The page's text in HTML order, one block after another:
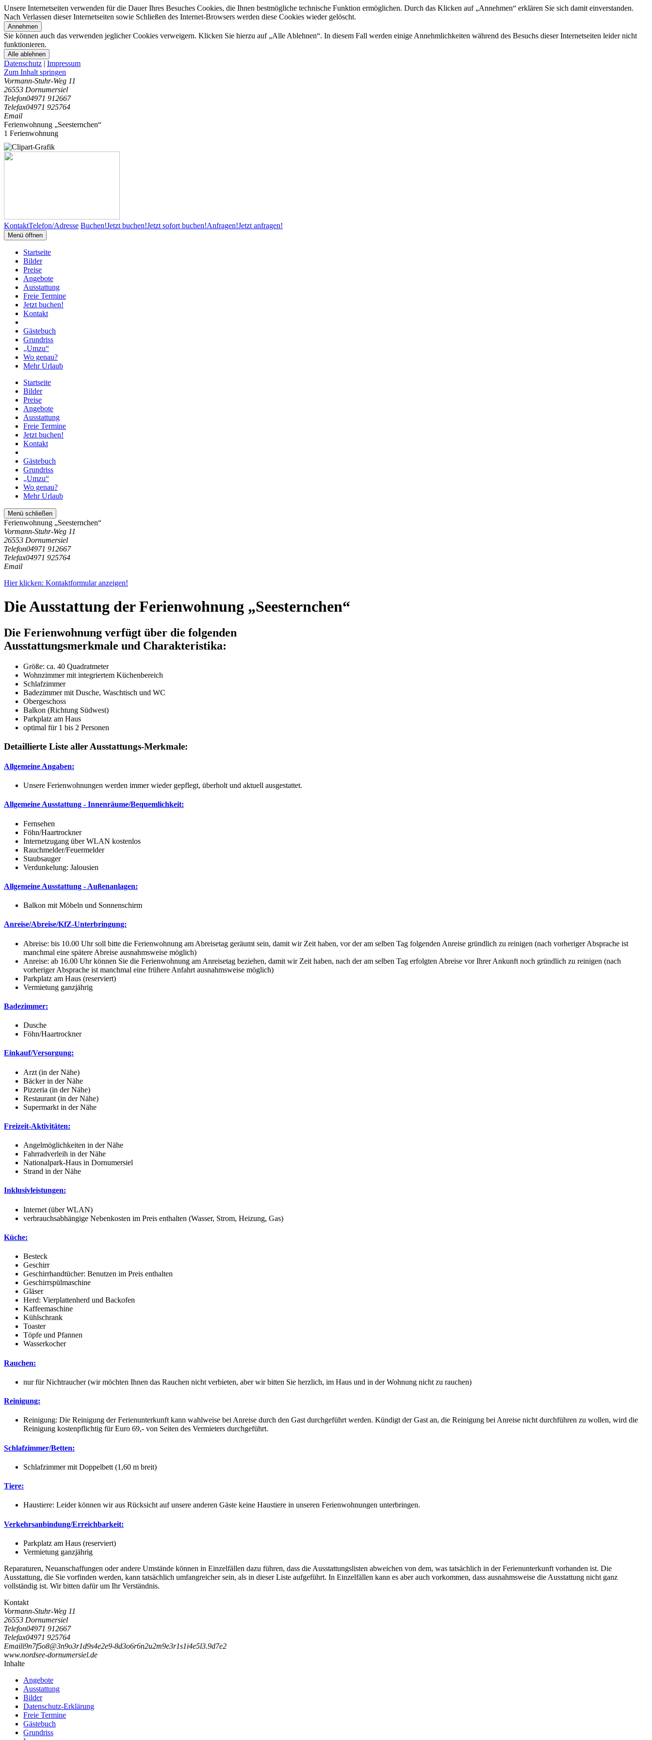
Unsere Internetseiten verwenden für die Dauer Ihres Besuches Cookies, die Ihnen bestmögliche technische Funktion ermöglichen. Durch das Klicken auf „Annehmen“ erklären Sie sich damit einverstanden.
Nach Verlassen dieser Internetseiten sowie Schließen des Internet-Browsers werden diese Cookies wieder gelöscht.
Annehmen
Sie können auch das verwenden jeglicher Cookies verweigern. Klicken Sie hierzu auf „Alle Ablehnen“. In diesem Fall werden einige Annehmlichkeiten während des Besuchs dieser Internetseiten leider nicht
funktionieren.
Alle ablehnen
Datenschutz | Impressum
Zum Inhalt springen
Vormann-Stuhr-Weg 11
26553 Dornumersiel
Telefon04971 912667
Telefax04971 925764
Email
Ferienwohnung „Seesternchen“
1 Ferienwohnung
KontaktTelefon/Adresse Buchen!Jetzt buchen!Jetzt sofort buchen!Anfragen!Jetzt anfragen!
Menü öffnen
Startseite
Bilder
Preise
Angebote
Ausstattung
Freie Termine
Jetzt buchen!
Kontakt
Gästebuch
Grundriss
„Umzu“
Wo genau?
Mehr Urlaub
Startseite
Bilder
Preise
Angebote
Ausstattung
Freie Termine
Jetzt buchen!
Kontakt
Gästebuch
Grundriss
„Umzu“
Wo genau?
Mehr Urlaub
Menü schließen
Ferienwohnung „Seesternchen“
Vormann-Stuhr-Weg 11
26553 Dornumersiel
Telefon04971 912667
Telefax04971 925764
Email
Hier klicken: Kontaktformular anzeigen!
Die Ausstattung der Ferienwohnung „Seesternchen“
Die Ferienwohnung verfügt über die folgenden
Ausstattungsmerkmale und Charakteristika:
Größe: ca. 40 Quadratmeter
Wohnzimmer mit integriertem Küchenbereich
Schlafzimmer
Badezimmer mit Dusche, Waschtisch und WC
Obergeschoss
Balkon (Richtung Südwest)
Parkplatz am Haus
optimal für 1 bis 2 Personen
Detaillierte Liste aller Ausstattungs-Merkmale:
Allgemeine Angaben:
Unsere Ferienwohnungen werden immer wieder gepflegt, überholt und aktuell ausgestattet.
Allgemeine Ausstattung - Innenräume/Bequemlichkeit:
Fernsehen
Föhn/Haartrockner
Internetzugang über WLAN kostenlos
Rauchmelder/Feuermelder
Staubsauger
Verdunkelung: Jalousien
Allgemeine Ausstattung - Außenanlagen:
Balkon mit Möbeln und Sonnenschirm
Anreise/Abreise/KfZ-Unterbringung:
Abreise: bis 10.00 Uhr soll bitte die Ferienwohnung am Abreisetag geräumt sein, damit wir Zeit haben, vor der am selben Tag folgenden Anreise gründlich zu reinigen (nach vorheriger Absprache ist
manchmal eine spätere Abreise ausnahmsweise möglich)
Anreise: ab 16.00 Uhr können Sie die Ferienwohnung am Anreisetag beziehen, damit wir Zeit haben, nach der am selben Tag erfolgten Abreise vor Ihrer Ankunft noch gründlich zu reinigen (nach
vorheriger Absprache ist manchmal eine frühere Anfahrt ausnahmsweise möglich)
Parkplatz am Haus (reserviert)
Vermietung ganzjährig
Badezimmer:
Dusche
Föhn/Haartrockner
Einkauf/Versorgung:
Arzt (in der Nähe)
Bäcker in der Nähe
Pizzeria (in der Nähe)
Restaurant (in der Nähe)
Supermarkt in der Nähe
Freizeit-Aktivitäten:
Angelmöglichkeiten in der Nähe
Fahrradverleih in der Nähe
Nationalpark-Haus in Dornumersiel
Strand in der Nähe
Inklusivleistungen:
Internet (über WLAN)
verbrauchsabhängige Nebenkosten im Preis enthalten (Wasser, Strom, Heizung, Gas)
Küche:
Besteck
Geschirr
Geschirrhandtücher: Benutzen im Preis enthalten
Geschirrspülmaschine
Gläser
Herd: Vierplattenherd und Backofen
Kaffeemaschine
Kühlschrank
Toaster
Töpfe und Pfannen
Wasserkocher
Rauchen:
nur für Nichtraucher (wir möchten Ihnen das Rauchen nicht verbieten, aber wir bitten Sie herzlich, im Haus und in der Wohnung nicht zu rauchen)
Reinigung:
Reinigung: Die Reinigung der Ferienunterkunft kann wahlweise bei Anreise durch den Gast durchgeführt werden. Kündigt der Gast an, die Reinigung bei Anreise nicht durchführen zu wollen, wird die
Reinigung kostenpflichtig für Euro 69,- von Seiten des Vermieters durchgeführt.
Schlafzimmer/Betten:
Schlafzimmer mit Doppelbett (1,60 m breit)
Tiere:
Haustiere: Leider können wir aus Rücksicht auf unsere anderen Gäste keine Haustiere in unseren Ferienwohnungen unterbringen.
Verkehrsanbindung/Erreichbarkeit:
Parkplatz am Haus (reserviert)
Vermietung ganzjährig
Reparaturen, Neuanschaffungen oder andere Umstände können in Einzelfällen dazu führen, dass die Ausstattungslisten abweichen von dem, was tatsächlich in der Ferienunterkunft vorhanden ist. Die
Ausstattung, die Sie vorfinden werden, kann tatsächlich umfangreicher sein, als in dieser Liste aufgeführt. In Einzelfällen kann es aber auch vorkommen, dass ausnahmsweise die Ausstattung nicht ganz
vollständig ist. Wir bitten dafür um Ihr Verständnis.
Kontakt
Vormann-Stuhr-Weg 11
26553 Dornumersiel
Telefon04971 912667
Telefax04971 925764
Emaili9n7f5o8@3n9o3r1d9s4e2e9-8d3o6r6n2u2m9e3r1s1i4e5l3.9d7e2
www.nordsee-dornumersiel.de
Inhalte
Angebote
Ausstattung
Bilder
Datenschutz-Erklärung
Freie Termine
Gästebuch
Grundriss